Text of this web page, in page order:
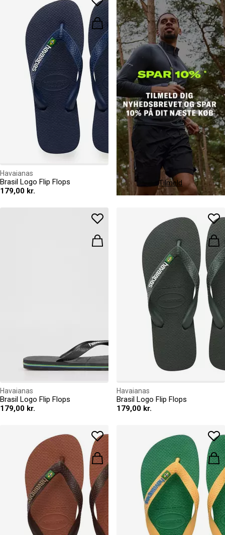
Havaianas
Brasil Logo Flip Flops
179,00 kr.
Havaianas
Brasil Logo Flip Flops
179,00 kr.
Havaianas
Brasil Logo Flip Flops
179,00 kr.
Tilmeld